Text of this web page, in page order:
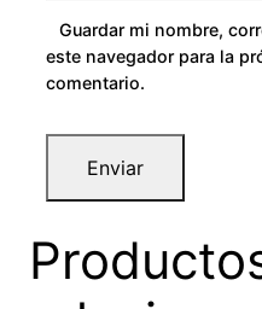
Guardar mi nombre,
este navegador para la
comentario.